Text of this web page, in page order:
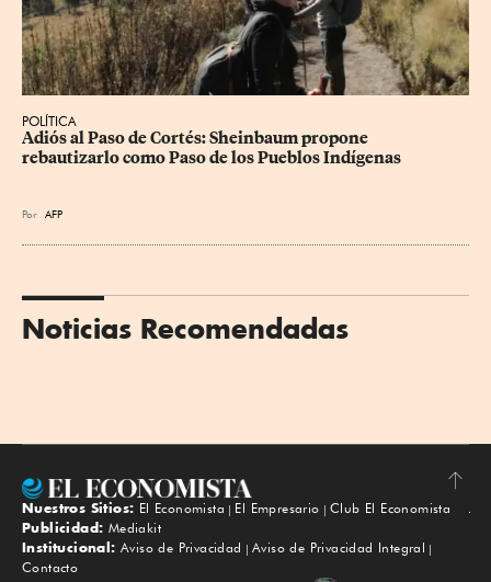
POLÍTICA
Adiós al Paso de Cortés: Sheinbaum propone
rebautizarlo como Paso de los Pueblos Indígenas
Por AFP
Noticias Recomendadas
Subir
Nuestros Sitios: El Economista El Empresario
Club El Economista
Publicidad: Mediakit
Institucional: Aviso de Privacidad
Aviso de Privacidad Integral
Contacto